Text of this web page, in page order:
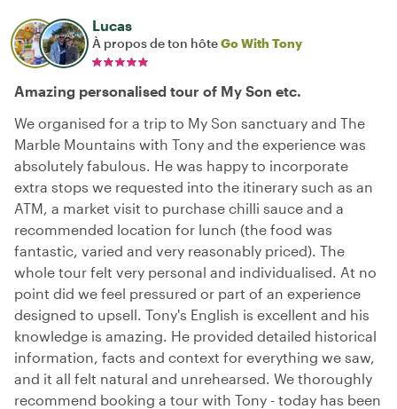
Lucas
À propos de ton hôteGo With Tony
Amazing personalised tour of My Son etc.
We organised for a trip to My Son sanctuary and The
Marble Mountains with Tony and the experience was
absolutely fabulous. He was happy to incorporate
extra stops we requested into the itinerary such as an
ATM, a market visit to purchase chilli sauce and a
recommended location for lunch (the food was
fantastic, varied and very reasonably priced). The
whole tour felt very personal and individualised. At no
point did we feel pressured or part of an experience
designed to upsell. Tony's English is excellent and his
knowledge is amazing. He provided detailed historical
information, facts and context for everything we saw,
and it all felt natural and unrehearsed. We thoroughly
recommend booking a tour with Tony - today has been